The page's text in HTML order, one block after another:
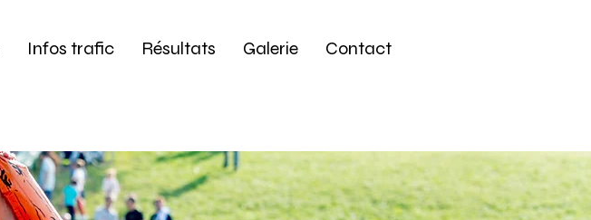
Infos trafic Résultats Galerie Contact